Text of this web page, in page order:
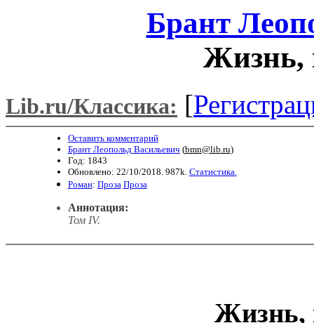
Брант
Жизнь,
Lib.ru/Классика: [
Оставить комментарий
Брант Леопольд Васильевич (bmn@lib.ru)
Год: 1843
Обновлено: 22/10/2018. 987k. Статистика.
Роман: Проза Проза
Аннотация:
Том IV.
Жизнь,